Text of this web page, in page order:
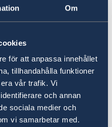
Om
för att anpassa innehållet
tillhandahålla funktioner
vår trafik. Vi
och annan
sociala medier och
vi samarbetar med.
ut alternativt om
ambassad för
konsulatet i
Det
för resa direkt till
och har
information under